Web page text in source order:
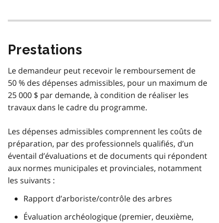
Prestations
Le demandeur peut recevoir le remboursement de
50 % des dépenses admissibles, pour un maximum de
25 000 $ par demande, à condition de réaliser les
travaux dans le cadre du programme.
Les dépenses admissibles comprennent les coûts de
préparation, par des professionnels qualifiés, d’un
éventail d’évaluations et de documents qui répondent
aux normes municipales et provinciales, notamment
les suivants :
Rapport d’arboriste/contrôle des arbres
Évaluation archéologique (premier, deuxième,